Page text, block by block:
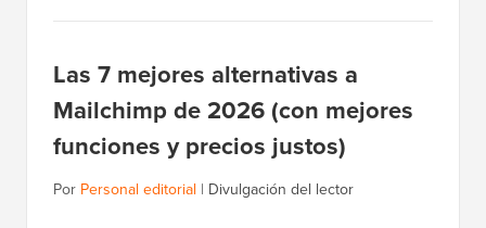
Las 7 mejores alternativas a
Mailchimp de 2026 (con mejores
funciones y precios justos)
Por Personal editorial | Divulgación del lector